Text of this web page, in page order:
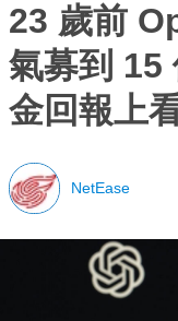
23 歲前
氣募到 15
金回報上
NetEase